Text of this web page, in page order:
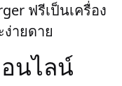
ฟรีเป็นเครื่อง
ายดาย
นไลน์